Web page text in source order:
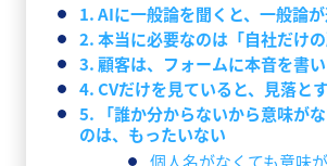
1. AIに一般論を聞くと、一般論
2. 本当に必要なのは「自社だけの
3. 顧客は、フォームに本音を書
4. CVだけを見ていると、見落と
5. 「誰か分からないから意味が
のは、もったいない
個人名がなくても意味